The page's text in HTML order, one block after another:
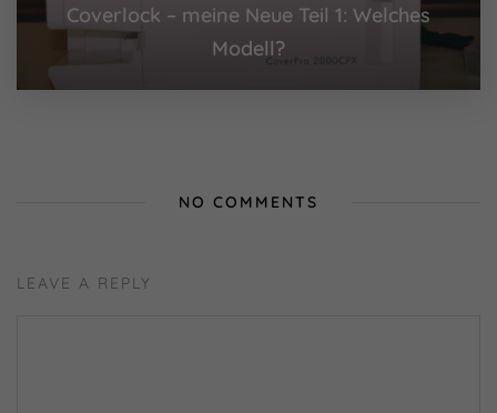
Coverlock – meine Neue Teil 1: Welches
Modell?
NO COMMENTS
LEAVE A REPLY